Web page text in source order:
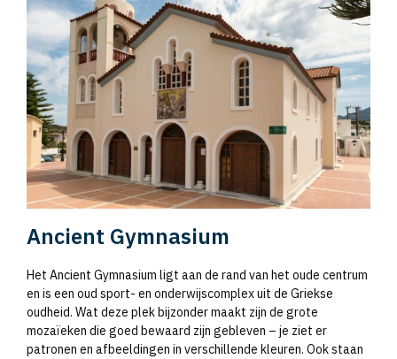
Ancient Gymnasium
Het Ancient Gymnasium ligt aan de rand van het oude centrum
en is een oud sport- en onderwijscomplex uit de Griekse
oudheid. Wat deze plek bijzonder maakt zijn de grote
mozaïeken die goed bewaard zijn gebleven – je ziet er
patronen en afbeeldingen in verschillende kleuren. Ook staan